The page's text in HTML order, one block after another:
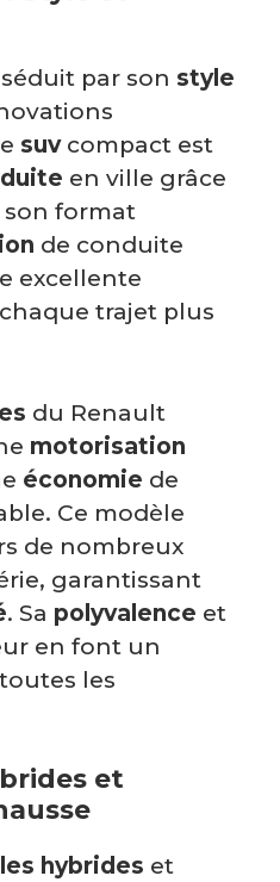
séduit par son style
suvcompact est
en ville grâce
son format
de conduite
excellente
trajet plus
du Renault
motorisation
économie de
Ce modèle
de nombreux
garantissant
. Sa polyvalence et
en font un
les
et
hybrides et